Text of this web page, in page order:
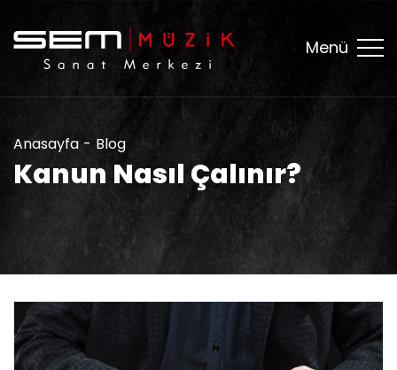
Menü
Anasayfa Blog
Kanun Nasıl Çalınır?